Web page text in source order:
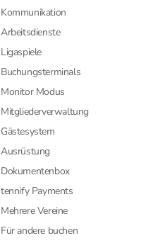
Kommunikation
Arbeitsdienste
Ligaspiele
Buchungsterminals
Monitor Modus
Mitgliederverwaltung
Gästesystem
Ausrüstung
Dokumentenbox
tennify Payments
Mehrere Vereine
Für andere buchen